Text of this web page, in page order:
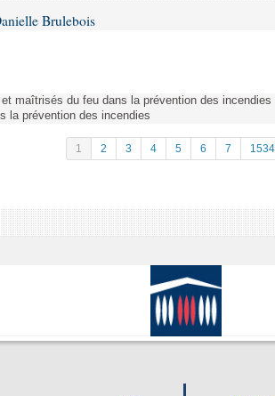
Brulebois
maîtrisés du feu dans la prévention des incendies
la prévention des incendies
1 2 3 4 5 6 7